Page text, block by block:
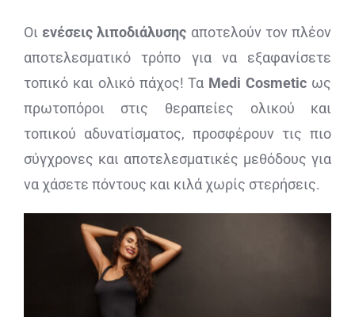
BLOG
ΕΠΙΚΟΙΝΩΝΙΑ
Οι ενέσεις λιποδιάλυσης αποτελούν τον πλέον
αποτελεσματικό τρόπο για να εξαφανίσετε
τοπικό και ολικό πάχος! Τα MediCosmetic ως
πρωτοπόροι στις θεραπείες ολικού και
τοπικού αδυνατίσματος, προσφέρουν τις πιο
σύγχρονες και αποτελεσματικές μεθόδους για
να χάσετε πόντους και κιλά χωρίς στερήσεις.